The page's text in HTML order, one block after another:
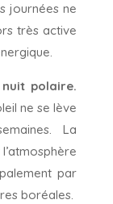
journées ne
très active
nuit polaire.
ne se lève
La
par
boréales.